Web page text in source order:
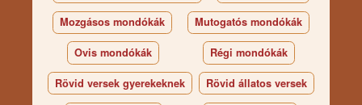
Mozgásos mondókák Mutogatós mondókák
Ovis mondókák Régi mondókák
Rövid versek gyerekeknek Rövid állatos versek